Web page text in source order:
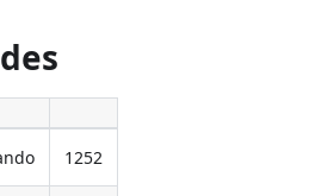
1252